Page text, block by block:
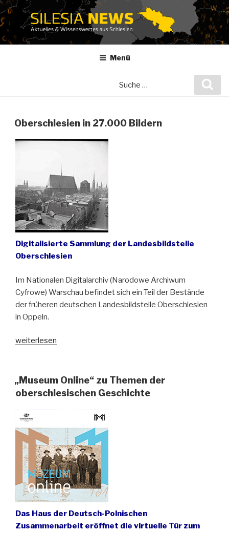
Zum
Inhalt
springen
Menü
Oberschlesien in 27.000 Bildern
Digitalisierte Sammlung der Landesbildstelle
Oberschlesien
Im Nationalen Digitalarchiv (Narodowe Archiwum
Cyfrowe) Warschau befindet sich ein Teil der Bestände
der früheren deutschen Landesbildstelle Oberschlesien
in Oppeln.
„Oberschlesien
Bildern“
weiterlesen
„Museum Online“ zu Themen der
oberschlesischen Geschichte
Das Haus der Deutsch-Polnischen
Zusammenarbeit eröffnet die virtuelle Tür zum